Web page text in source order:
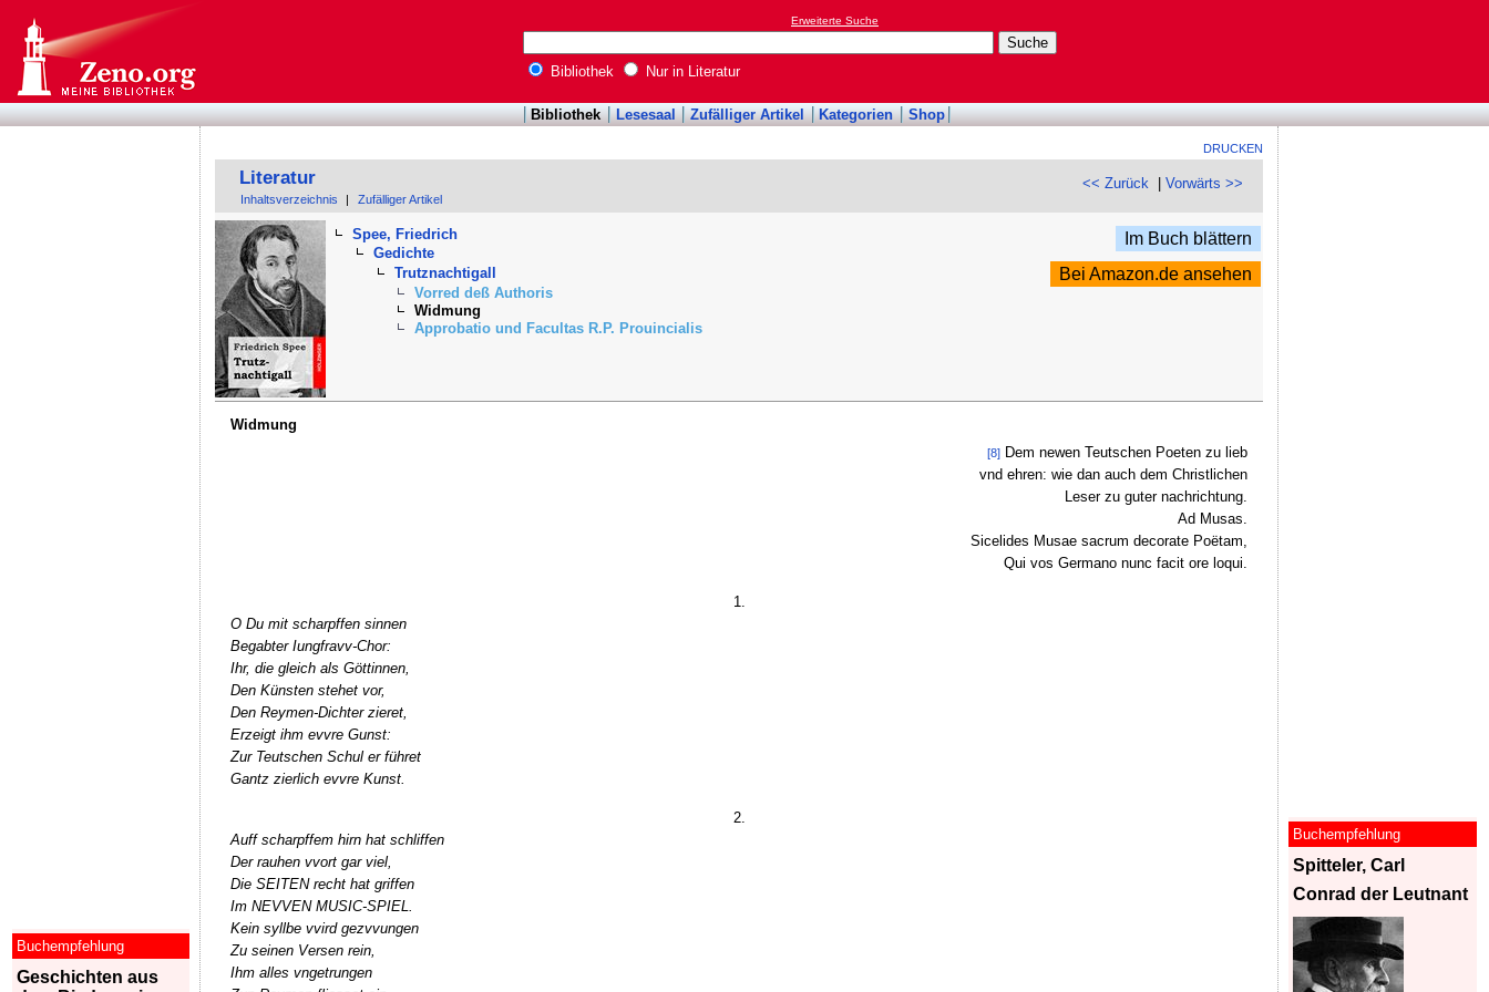
Erweiterte Suche
Bibliothek Nur in Literatur
Bibliothek Lesesaal Zufälliger Artikel Kategorien Shop
DRUCKEN
<< Zurück |Vorwärts >>
Literatur
Inhaltsverzeichnis Zufälliger Artikel
Spee, Friedrich
Gedichte
Trutznachtigall
Vorred deß Authoris
Widmung
Approbatio und Facultas R.P. Prouincialis
Im Buch blättern
Bei Amazon.de ansehen
Widmung
[8] Dem newen Teutschen Poeten zu lieb
vnd ehren: wie dan auch dem Christlichen
Leser zu guter nachrichtung.
Ad Musas.
Sicelides Musae sacrum decorate Poëtam,
Qui vos Germano nunc facit ore loqui.
1.
O Du mit scharpffen sinnen
Begabter Iungfravv-Chor:
Ihr, die gleich als Göttinnen,
Den Künsten stehet vor,
Den Reymen-Dichter zieret,
Erzeigt ihm evvre Gunst:
Zur Teutschen Schul er führet
Gantz zierlich evvre Kunst.
2.
Auff scharpffem hirn hat schliffen
Der rauhen vvort gar viel,
Die SEITEN recht hat griffen
Im NEVVEN MUSIC-SPIEL.
Kein syllbe vvird gezvvungen
Zu seinen Versen rein,
Ihm alles vngetrungen
Buchempfehlung
Spitteler, Carl
Conrad der Leutnant
Buchempfehlung
Geschichten aus